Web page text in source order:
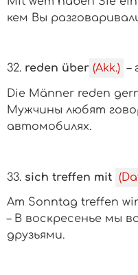
кем Вы
32. reden über (Akk.) –
Die Männer reden
Мужчины любят
автомобилях.
33. sich treffen mit
Am Sonntag treffen
– В воскресенье мы
друзьями.